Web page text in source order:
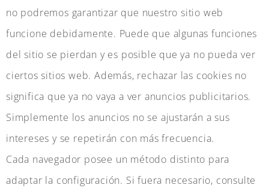
no podremos garantizar que nuestro sitio web
funcione debidamente. Puede que algunas funciones
del sitio se pierdan y es posible que ya no pueda ver
ciertos sitios web. Además, rechazar las cookies no
significa que ya no vaya a ver anuncios publicitarios.
Simplemente los anuncios no se ajustarán a sus
intereses y se repetirán con más frecuencia.
Cada navegador posee un método distinto para
adaptar la configuración. Si fuera necesario, consulte